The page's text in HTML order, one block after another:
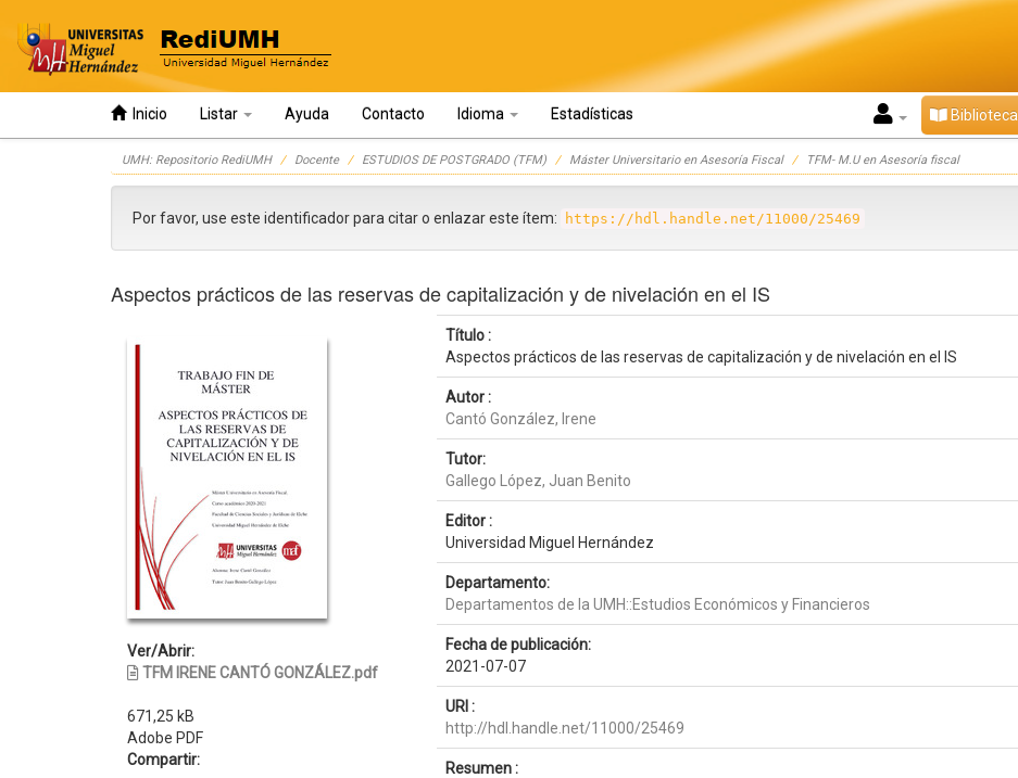
Inicio Listar Ayuda Contacto Idioma Estadísticas Biblioteca
UMH: Repositorio RediUMH Docente ESTUDIOS DE POSTGRADO (TFM) Máster Universitario en Asesoría Fiscal TFM- M.U en Asesoría fiscal
Por favor, use este identificador para citar o enlazar este ítem: https://hdl.handle.net/11000/25469
Aspectos prácticos de las reservas de capitalización y de nivelación en el IS
Ver/Abrir:
TFM IRENE CANTÓ GONZÁLEZ.pdf
671,25 kB
Adobe PDF
Compartir:
Título :
Aspectos prácticos de las reservas de capitalización y de nivelación en el IS
Autor :
Cantó González, Irene
Tutor:
Gallego López, Juan Benito
Editor :
Universidad Miguel Hernández
Departamento:
Departamentos de la UMH::Estudios Económicos y Financieros
Fecha de publicación:
2021-07-07
URI :
http://hdl.handle.net/11000/25469
Resumen :